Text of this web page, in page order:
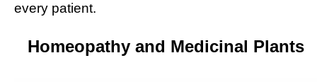
every patient.
Homeopathy and Medicinal Plants